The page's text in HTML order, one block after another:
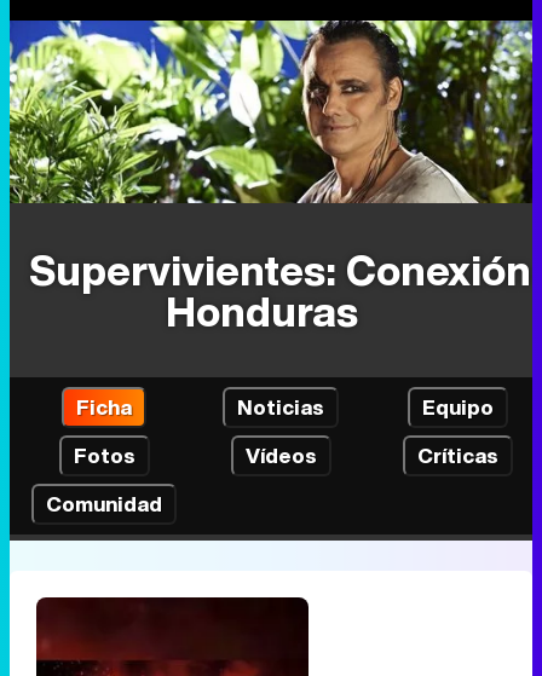
Supervivientes: Conexión
Honduras
Ficha Noticias
Equipo
Fotos
Vídeos
Críticas
Comunidad